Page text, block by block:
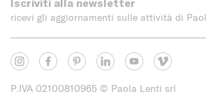
Iscriviti alla newsletter
ricevi gli aggiornamenti sulle attività di
P.IVA 02100810965 © Paola Lenti srl